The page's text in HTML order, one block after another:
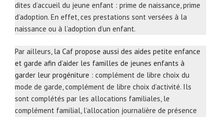
dites d’accueil du jeune enfant : prime de naissance, prime
d’adoption. En effet, ces prestations sont versées à la
naissance ou à l’adoption d’un enfant.
Par ailleurs, la Caf propose aussi des aides petite enfance
et garde afin d’aider les familles de jeunes enfants à
garder leur progéniture : complément de libre choix du
mode de garde, complément de libre choix d’activité. Ils
sont complétés par les allocations familiales, le
complément familial, l’allocation journalière de présence